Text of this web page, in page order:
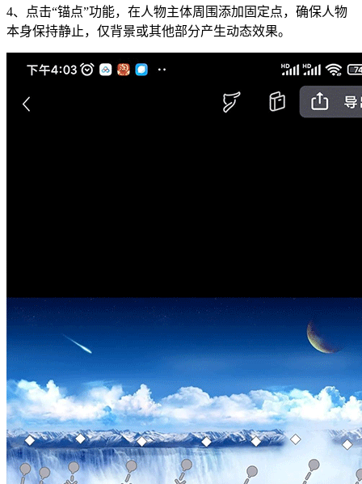
4、点击“锚点”功能，在人物主体周围添加固定点，确保人物
本身保持静止，仅背景或其他部分产生动态效果。